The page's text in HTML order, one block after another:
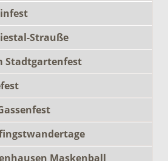
Strauße
Stadtgartenfest
Maskenball